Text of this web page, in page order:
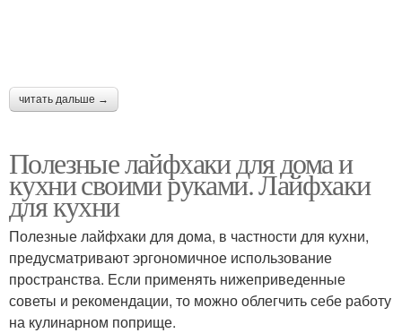
читать дальше →
Полезные лайфхаки для дома и
кухни своими руками. Лайфхаки
для кухни
Полезные лайфхаки для дома, в частности для кухни,
предусматривают эргономичное использование
пространства. Если применять нижеприведенные
советы и рекомендации, то можно облегчить себе работу
на кулинарном поприще.